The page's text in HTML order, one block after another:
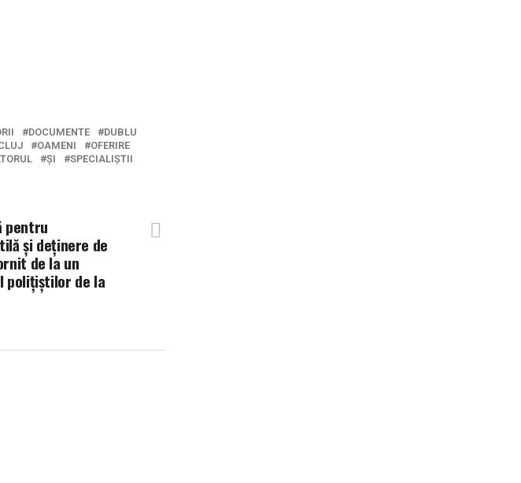
DOCUMENTE
DUBLU
OAMENI
OFERIRE
ȘI
SPECIALIȘTII
pentru
și deținere de
de la un
polițiștilor de la